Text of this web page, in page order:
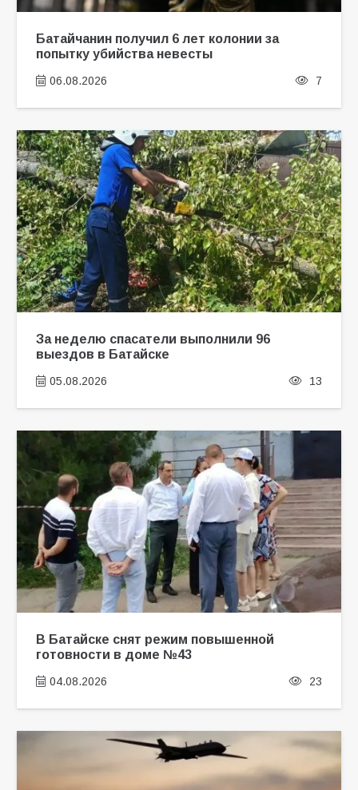
Батайчанин получил 6 лет колонии за
попытку убийства невесты
06.08.2026 7
За неделю спасатели выполнили 96
выездов в Батайске
05.08.2026 13
В Батайске снят режим повышенной
готовности в доме №43
04.08.2026 23